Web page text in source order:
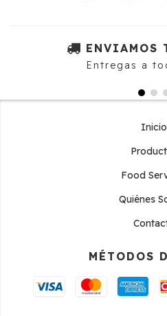
ENVIAMOS
Entregas a
Inicio
Food
Quiénes
MÉTODOS